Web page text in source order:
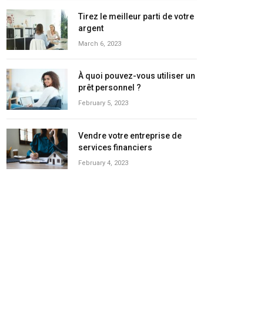
Tirez le meilleur parti de votre
argent
March 6, 2023
À quoi pouvez-vous utiliser un
prêt personnel ?
February 5, 2023
Vendre votre entreprise de
services financiers
February 4, 2023